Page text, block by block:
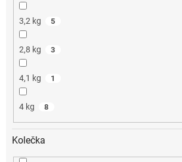
3,2 kg 5
2,8 kg 3
4,1 kg 1
4 kg 8
Kolečka